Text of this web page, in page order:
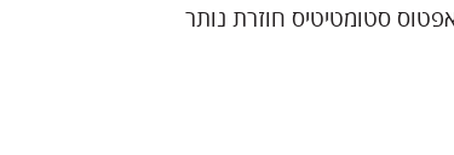
סטומטיטיס חוזרת נותר